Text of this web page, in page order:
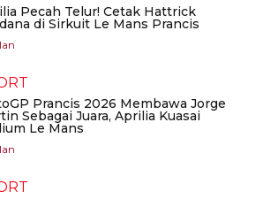
Pecah Telur! Cetak Hattrick
di Sirkuit Le Mans Prancis
Prancis 2026 Membawa Jorge
Sebagai Juara, Aprilia Kuasai
Le Mans